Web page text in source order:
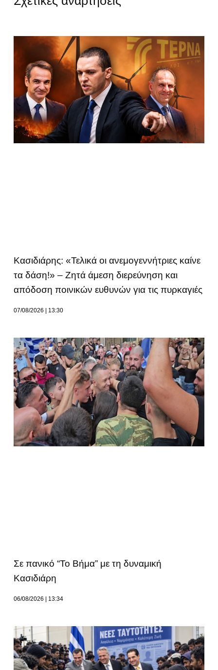
Κασιδιάρης: «Τελικά οι ανεμογεννήτριες καίνε
τα δάση!» – Ζητά άμεση διερεύνηση και
απόδοση ποινικών ευθυνών για τις πυρκαγιές
07/08/2026 13:30
Σε πανικό “Το Βήμα” με τη δυναμική
Κασιδιάρη
06/08/2026 13:34